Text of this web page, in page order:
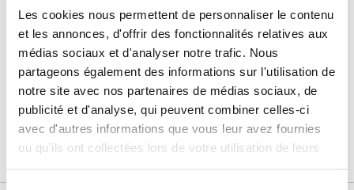
Les cookies nous permettent de personnaliser le contenu
et les annonces, d'offrir des fonctionnalités relatives aux
médias sociaux et d'analyser notre trafic. Nous
partageons également des informations sur l'utilisation de
notre site avec nos partenaires de médias sociaux, de
publicité et d'analyse, qui peuvent combiner celles-ci
avec d'autres informations que vous leur avez fournies
ou qu'ils ont collectées lors de votre utilisation de leurs
Paiement
100% sécurisé
Paiement en
3x sans frais
24/72H
SAV & Retours
Garanties